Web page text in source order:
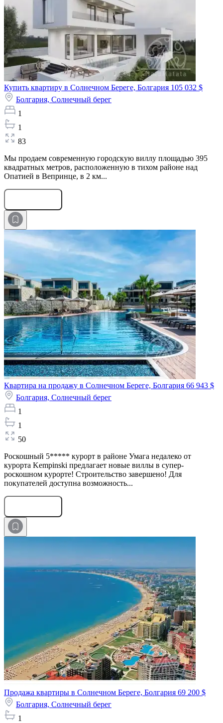
Купить квартиру в Солнечном Береге, Болгария 105 032 $
Болгария, Солнечный берег
1
1
83
Мы продаем современную городскую виллу площадью 395
квадратных метров, расположенную в тихом районе над
Опатией в Вепринце, в 2 км...
Квартира на продажу в Солнечном Береге, Болгария 66 943 $
Болгария, Солнечный берег
1
1
50
Роскошный 5***** курорт в районе Умага недалеко от
курорта Kempinski предлагает новые виллы в супер-
роскошном курорте! Строительство завершено! Для
покупателей доступна возможность...
Продажа квартиры в Солнечном Береге, Болгария 69 200 $
Болгария, Солнечный берег
1